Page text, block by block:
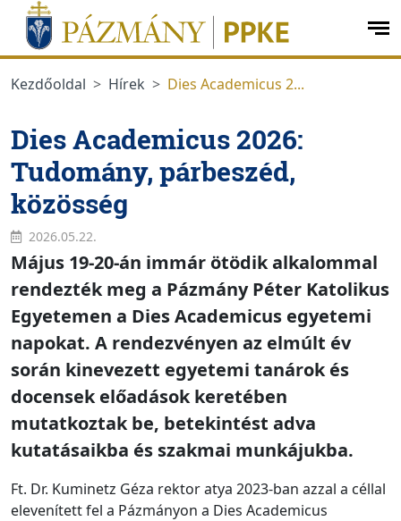
Ugrás a menüre
Ugrás a tartalomra
Kezdőoldal
Hírek Dies Academicus 2...
Dies Academicus 2026:
Tudomány, párbeszéd,
közösség
2026.05.22.
Május 19-20-án immár ötödik alkalommal
rendezték meg a Pázmány Péter Katolikus
Egyetemen a Dies Academicus egyetemi
napokat. A rendezvényen az elmúlt év
során kinevezett egyetemi tanárok és
docensek előadások keretében
mutatkoztak be, betekintést adva
kutatásaikba és szakmai munkájukba.
Ft. Dr. Kuminetz Géza rektor atya 2023-ban azzal a céllal
elevenített fel a Pázmányon a Dies Academicus